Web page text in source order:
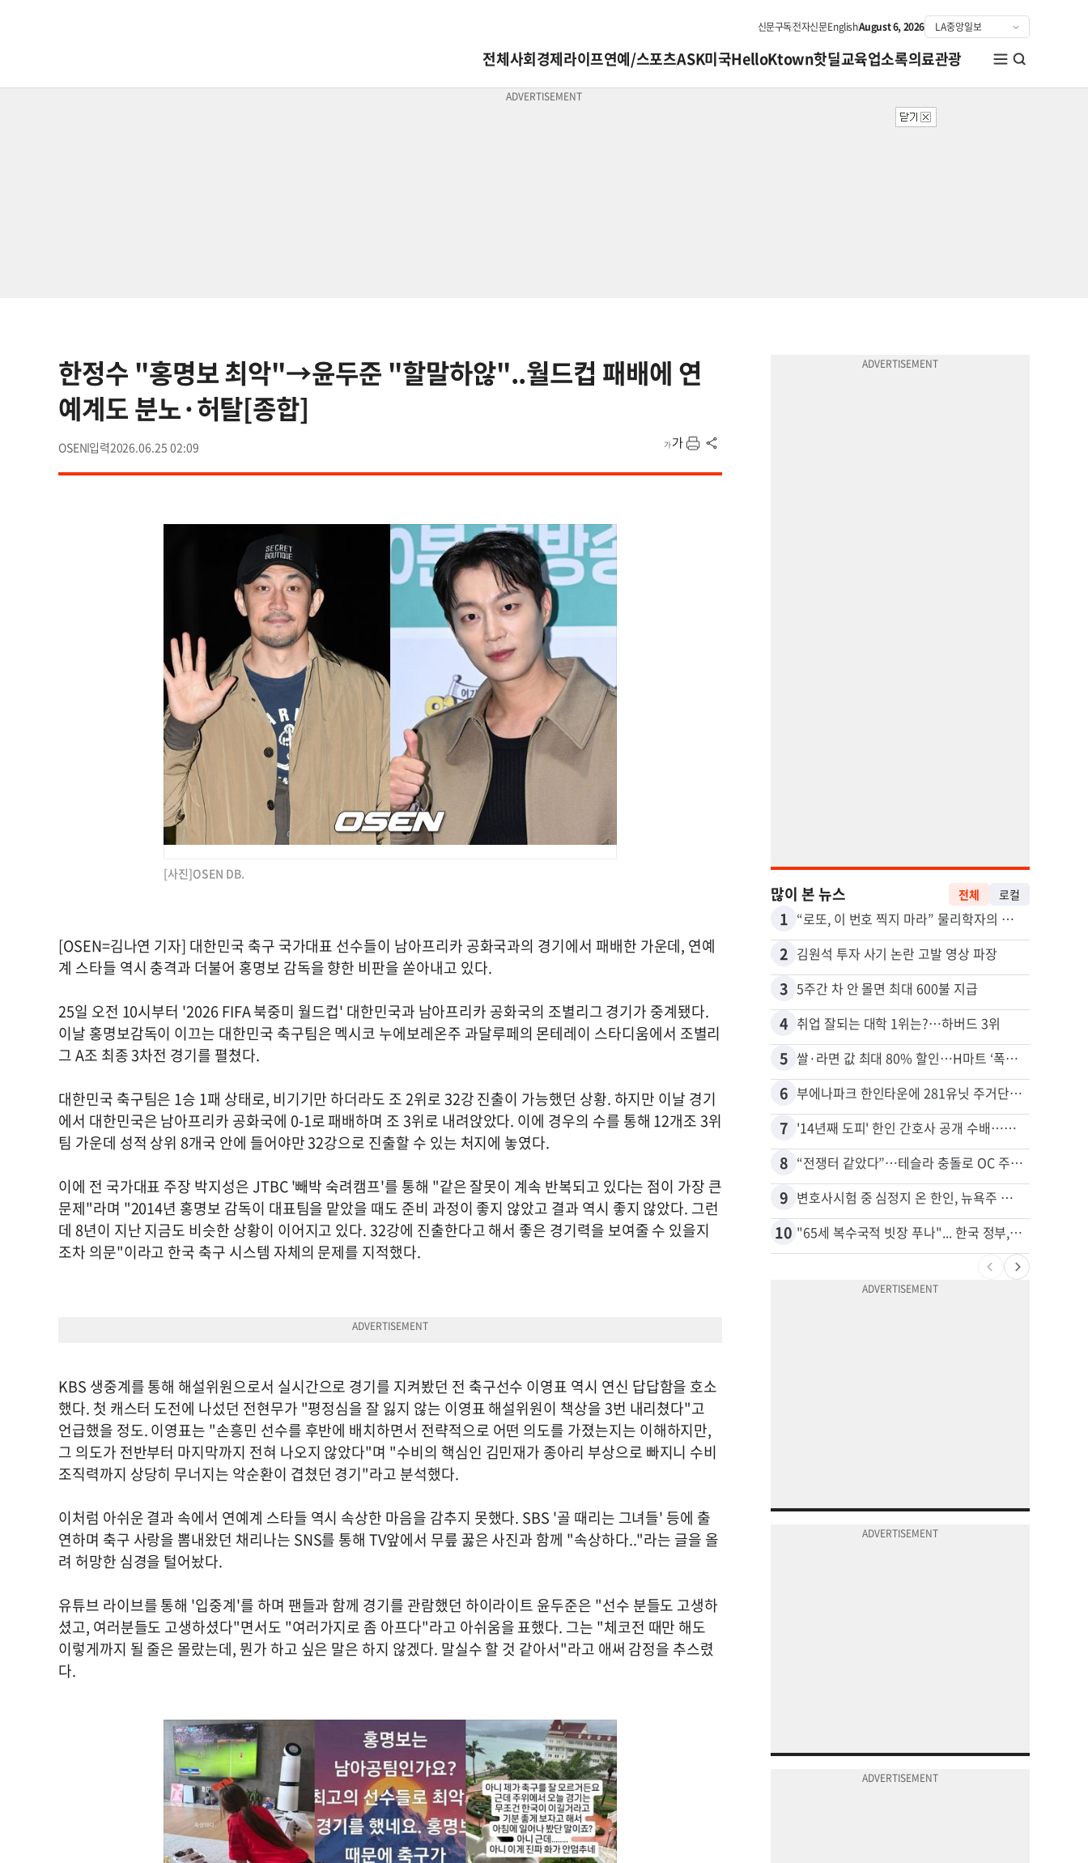
신문구독전자신문EnglishAugust 6, 2026
전체사회경제라이프연예/스포츠ASK미국HelloKtown핫딜교육업소록의료관광
한정수 "홍명보 최악"→윤두준 "할말하않"..월드컵 패배에 연
예계도 분노·허탈[종합]
OSEN 2026.06.25 02:09
[사진]OSEN DB.
[OSEN=김나연 기자] 대한민국 축구 국가대표 선수들이 남아프리카 공화국과의 경기에서 패배한 가운데, 연예
계 스타들 역시 충격과 더불어 홍명보 감독을 향한 비판을 쏟아내고 있다.
25일 오전 10시부터 '2026 FIFA 북중미 월드컵' 대한민국과 남아프리카 공화국의 조별리그 경기가 중계됐다.
이날 홍명보감독이 이끄는 대한민국 축구팀은 멕시코 누에보레온주 과달루페의 몬테레이 스타디움에서 조별리
그 A조 최종 3차전 경기를 펼쳤다.
대한민국 축구팀은 1승 1패 상태로, 비기기만 하더라도 조 2위로 32강 진출이 가능했던 상황. 하지만 이날 경기
에서 대한민국은 남아프리카 공화국에 0-1로 패배하며 조 3위로 내려앉았다. 이에 경우의 수를 통해 12개조 3위
팀 가운데 성적 상위 8개국 안에 들어야만 32강으로 진출할 수 있는 처지에 놓였다.
이에 전 국가대표 주장 박지성은 JTBC '빼박 숙려캠프'를 통해 "같은 잘못이 계속 반복되고 있다는 점이 가장 큰
문제"라며 "2014년 홍명보 감독이 대표팀을 맡았을 때도 준비 과정이 좋지 않았고 결과 역시 좋지 않았다. 그런
데 8년이 지난 지금도 비슷한 상황이 이어지고 있다. 32강에 진출한다고 해서 좋은 경기력을 보여줄 수 있을지
조차 의문"이라고 한국 축구 시스템 자체의 문제를 지적했다.
KBS 생중계를 통해 해설위원으로서 실시간으로 경기를 지켜봤던 전 축구선수 이영표 역시 연신 답답함을 호소
했다. 첫 캐스터 도전에 나섰던 전현무가 "평정심을 잘 잃지 않는 이영표 해설위원이 책상을 3번 내리쳤다"고
언급했을 정도. 이영표는 "손흥민 선수를 후반에 배치하면서 전략적으로 어떤 의도를 가졌는지는 이해하지만,
그 의도가 전반부터 마지막까지 전혀 나오지 않았다"며 "수비의 핵심인 김민재가 종아리 부상으로 빠지니 수비
조직력까지 상당히 무너지는 악순환이 겹쳤던 경기"라고 분석했다.
이처럼 아쉬운 결과 속에서 연예계 스타들 역시 속상한 마음을 감추지 못했다. SBS '골 때리는 그녀들' 등에 출
연하며 축구 사랑을 뽐내왔던 채리나는 SNS를 통해 TV앞에서 무릎 꿇은 사진과 함께 "속상하다.."라는 글을 올
려 허망한 심경을 털어놨다.
유튜브 라이브를 통해 '입중계'를 하며 팬들과 함께 경기를 관람했던 하이라이트 윤두준은 "선수 분들도 고생하
셨고, 여러분들도 고생하셨다"면서도 "여러가지로 좀 아프다"라고 아쉬움을 표했다. 그는 "체코전 때만 해도
이렇게까지 될 줄은 몰랐는데, 뭔가 하고 싶은 말은 하지 않겠다. 말실수 할 것 같아서"라고 애써 감정을 추스렸
다.
많이 본 뉴스 전체 로컬
1 “로또, 이 번호 찍지 마라” 물리학자의 당첨금 높이는 비밀
2 김원석 투자 사기 논란 고발 영상 파장
3 5주간 차 안 몰면 최대 600불 지급
4 취업 잘되는 대학 1위는?…하버드 3위
5 쌀·라면 값 최대 80% 할인…H마트 ‘폭탄 세일’
6 부에나파크 한인타운에 281유닛 주거단지 들어선다
7 '14년째 도피' 한인 간호사 공개 수배…메디케어 사기 유죄
8 “전쟁터 같았다”…테슬라 충돌로 OC 주택 4채 파손
9 변호사시험 중 심정지 온 한인, 뉴욕주 제소
10 "65세 복수국적 빗장 푸나"... 한국 정부, 연령 완화 전면 추진